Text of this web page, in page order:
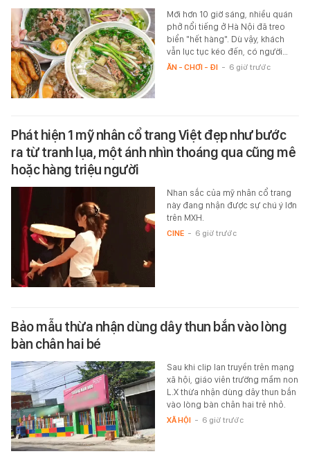
Mới hơn 10 giờ sáng, nhiều quán
phở nổi tiếng ở Hà Nội đã treo
biển "hết hàng". Dù vậy, khách
vẫn lục tục kéo đến, có người…
ĂN - CHƠI - ĐI - 6 giờ trước
Phát hiện 1 mỹ nhân cổ trang Việt đẹp như bước
ra từ tranh lụa, một ánh nhìn thoáng qua cũng mê
hoặc hàng triệu người
Nhan sắc của mỹ nhân cổ trang
này đang nhận được sự chú ý lớn
trên MXH.
CINE - 6 giờ trước
Bảo mẫu thừa nhận dùng dây thun bắn vào lòng
bàn chân hai bé
Sau khi clip lan truyền trên mạng
xã hội, giáo viên trường mầm non
L.X thừa nhận dùng dây thun bắn
vào lòng bàn chân hai trẻ nhỏ.
XÃ HỘI - 6 giờ trước